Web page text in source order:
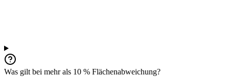
Was gilt bei mehr als 10 % Flächenabweichung?